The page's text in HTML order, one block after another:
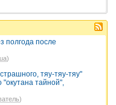
полгода после
)
тяу-тяу-тяу"
"окутана тайной",
)